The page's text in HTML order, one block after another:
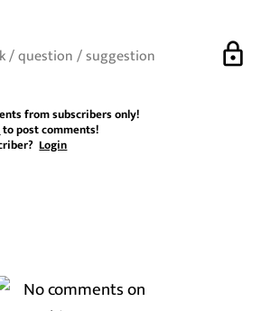
lock
from subscribers only!
to post comments!
Login